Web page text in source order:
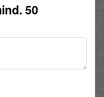
50